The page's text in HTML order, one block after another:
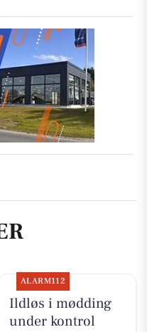
ALARM112
Ildløs i mødding
under kontrol